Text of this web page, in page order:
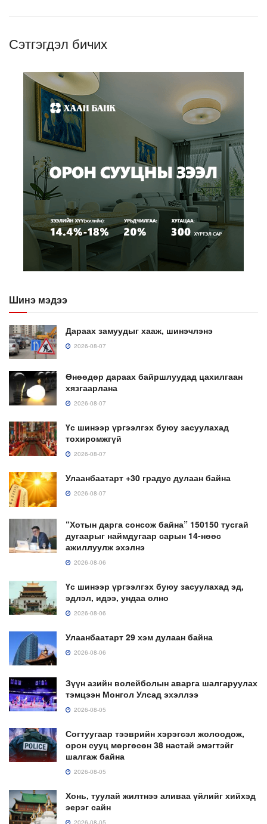
Сэтгэгдэл бичих
Шинэ мэдээ
Дараах замуудыг хааж, шинэчлэнэ
2026-08-07
Өнөөдөр дараах байршлуудад цахилгаан
хязгаарлана
2026-08-07
Үс шинээр үргээлгэх буюу засуулахад
тохиромжгүй
2026-08-07
Улаанбаатарт +30 градус дулаан байна
2026-08-07
“Хотын дарга сонсож байна” 150150 тусгай
дугаарыг наймдугаар сарын 14-нөөс
ажиллуулж эхэлнэ
2026-08-06
Үс шинээр үргээлгэх буюу засуулахад эд,
эдлэл, идээ, ундаа олно
2026-08-06
Улаанбаатарт 29 хэм дулаан байна
2026-08-06
Зүүн азийн волейболын аварга шалгаруулах
тэмцээн Монгол Улсад эхэллээ
2026-08-05
Согтуугаар тээврийн хэрэгсэл жолоодож,
орон сууц мөргөсөн 38 настай эмэгтэйг
шалгаж байна
2026-08-05
Хонь, туулай жилтнээ аливаа үйлийг хийхэд
эерэг сайн
2026-08-05